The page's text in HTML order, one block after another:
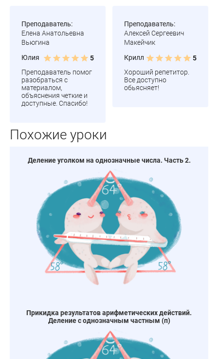
Преподаватель:
Елена Анатольевна
Вьюгина
Юлия
5
Преподаватель помог
разобраться с
материалом,
объяснения четкие и
доступные. Спасибо!
Преподаватель:
Алексей Сергеевич
Макейчик
Крилл
5
Хороший репетитор.
Все доступно
обьясняет!
Похожие уроки
Деление уголком на однозначные числа. Часть 2.
Прикидка результатов арифметических действий.
Деление с однозначным частным (п)